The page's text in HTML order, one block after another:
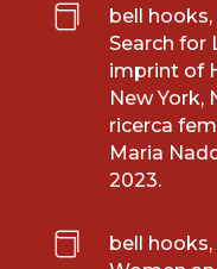

bell
Search for
imprint of
New York,
ricerca
Maria
2023.

bell hooks,